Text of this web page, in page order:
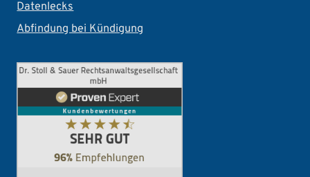
Datenlecks
Abfindung bei Kündigung